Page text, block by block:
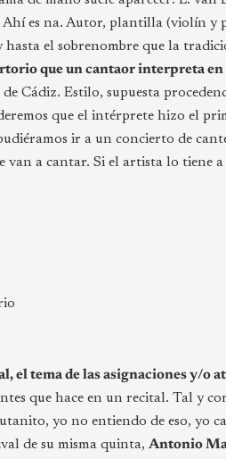
es na. Autor, plantilla (violín y
el sobrenombre que la
que un cantaor interpreta
Cádiz. Estilo, supuesta
que el intérprete hizo el
ir a un concierto de
van a cantar. Si el artista lo tiene
el tema de las asignaciones y/o
que hace en un recital. Tal y
yo no entiendo de eso, yo
de su misma quinta, Antonio